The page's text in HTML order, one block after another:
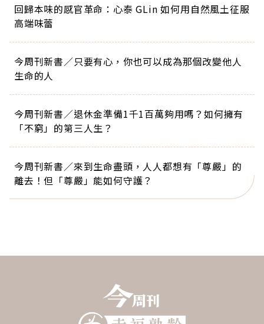
回歸本味的感官革命：心泰 GLin 如何用自然風土征服
高端味蕾
今周刊新書／只要有心，你也可以成為那個改變他人
生命的人
今周刊新書／退休金準備1千1百萬夠用嗎？如何擁有
「不窮」的第三人生？
今周刊新書／來到生命盡頭，人人都想有「尊嚴」的
離去！但「尊嚴」能如何守護？